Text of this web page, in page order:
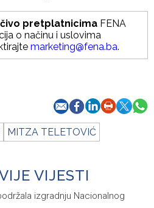
pretplatnicima FENA
o načinu i uslovima
marketing@fena.ba.
MITZA TELETOVIĆ
VIJESTI
izgradnju Nacionalnog